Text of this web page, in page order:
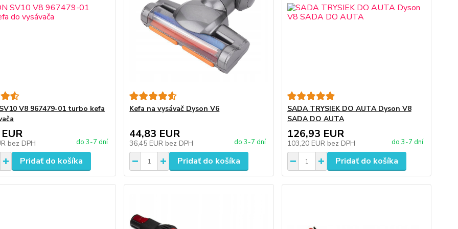
V8 967479-01 turbo kefa
bez DPH do 3-7 dní
Pridať do košíka
Kefa na vysávač Dyson V6
44,83 EUR
36,45 EUR bez DPH do 3-7 dní
Pridať do košíka
SADA TRYSIEK DO AUTA Dyson V8
SADA DO AUTA
126,93 EUR
103,20 EUR bez DPH do 3-7 dní
Pridať do košíka